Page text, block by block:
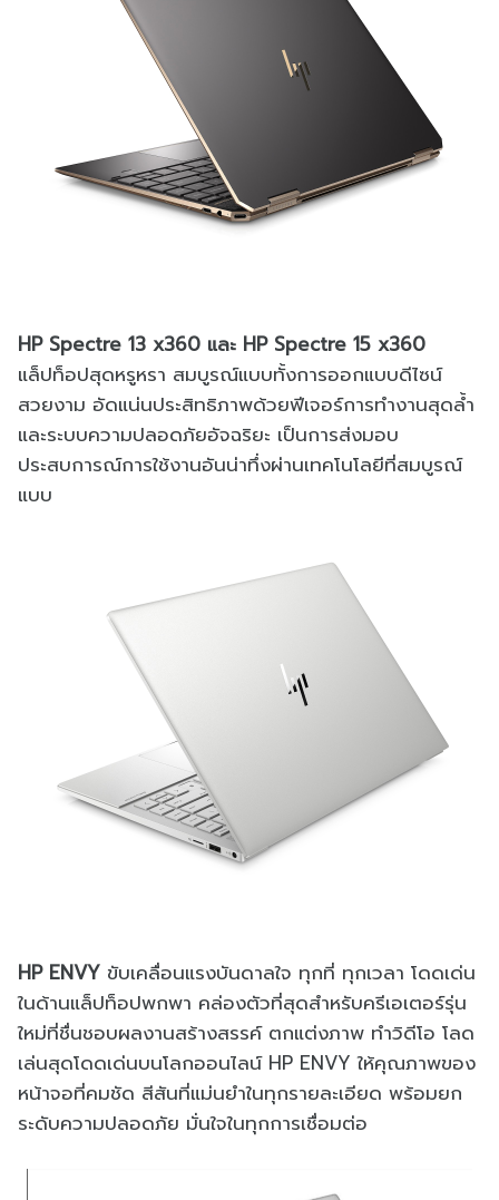
HP Spectre 13 x360 และ HP Spectre 15 x360
แล็ปท็อปสุดหรูหรา สมบูรณ์แบบทั้งการออกแบบดีไซน์
สวยงาม อัดแน่นประสิทธิภาพด้วยฟีเจอร์การทำงานสุดล้ำ
และระบบความปลอดภัยอัจฉริยะ เป็นการส่งมอบ
ประสบการณ์การใช้งานอันน่าทึ่งผ่านเทคโนโลยีที่สมบูรณ์
แบบ
HP ENVY ขับเคลื่อนแรงบันดาลใจ ทุกที่ ทุกเวลา โดดเด่น
ในด้านแล็ปท็อปพกพา คล่องตัวที่สุดสำหรับครีเอเตอร์รุ่น
ใหม่ที่ชื่นชอบผลงานสร้างสรรค์ ตกแต่งภาพ ทำวิดีโอ โลด
เล่นสุดโดดเด่นบนโลกออนไลน์ HP ENVY ให้คุณภาพของ
หน้าจอที่คมชัด สีสันที่แม่นยำในทุกรายละเอียด พร้อมยก
ระดับความปลอดภัย มั่นใจในทุกการเชื่อมต่อ